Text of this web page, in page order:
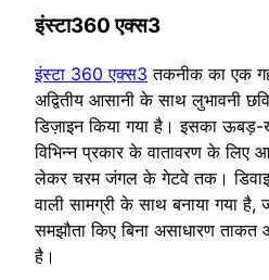
इंस्टा360 एक्स3
इंस्टा 360 एक्स3 तकनीक का एक
अद्वितीय आसानी के साथ लुभावनी
डिज़ाइन किया गया है। इसका ऊबड़-
विभिन्न प्रकार के वातावरण के लिए
लेकर चरम जंगल के गेटवे तक।
वाली सामग्री के साथ बनाया गया है,
समझौता किए बिना असाधारण ताकत
है।